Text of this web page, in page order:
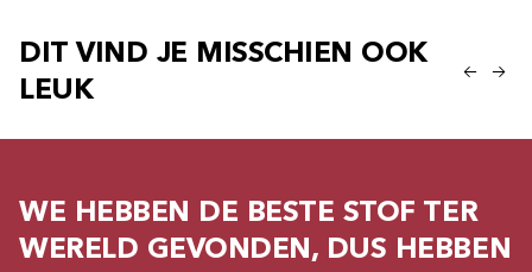
DIT VIND JE MISSCHIEN OOK
LEUK
WE HEBBEN DE BESTE STOF TER
WERELD GEVONDEN, DUS HEBBEN